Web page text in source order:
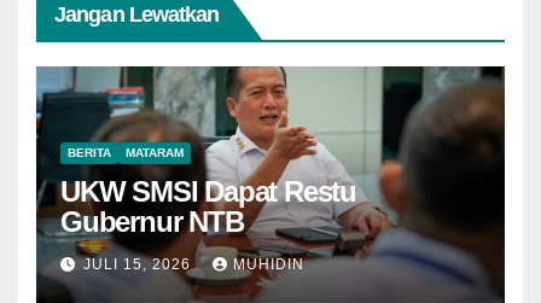
Jangan Lewatkan
BERITA MATARAM
UKW SMSI Dapat Restu
Gubernur NTB
JULI 15, 2026 MUHIDIN